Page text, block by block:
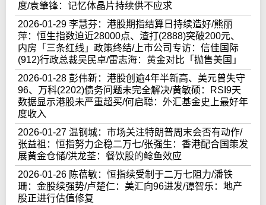
度/袁肇锋：记忆体晶片持续供不应求
2026-01-29 李慧芬：港股期指结算日持续造好/熊丽
萍：恒生指数迫近28000点、渣打(2888)突破200元、
内房「三条红线」政策终结/上市公司专访：信佳国际
(912)行政总裁吴民卓/雷志海：黄金对比「抛售美国」
2026-01-28 彭伟新：港股创逾4年半新高、美元曾失守
96、万科(2202)债务问题未完全解决/黄敏硕：RSI9天
数据显示港股未严重超买/何启聪：外汇基金史上最好年
度收入
2026-01-27 温钢城：市场关注特朗普周末会否有动作/
张益祖：恒指努力企稳二万七/张强生：香港配合国策发
展黄金仓储/洪龙荃：餐饮股的鲶鱼效应
2026-01-26 陈蓓敏：恒指续受制于二万七阻力/潘铁
珊：金股续强势/卢楚仁：美汇向96进发/谭智乐：地产
股正进行估值修复